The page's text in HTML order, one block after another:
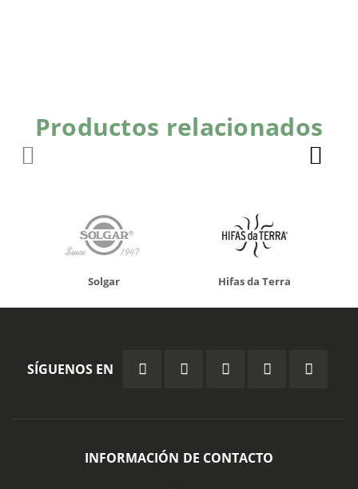
Productos relacionados
Solgar Hifas da Terra
SÍGUENOS EN
INFORMACIÓN DE CONTACTO